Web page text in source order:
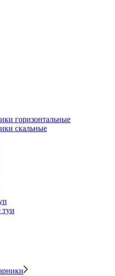
горизонтальные
скальные